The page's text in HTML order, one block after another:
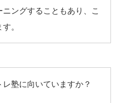
ングすることもあり、こ
。
塾に向いていますか？